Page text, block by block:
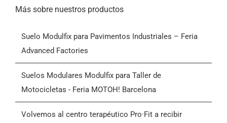
Inicio
Productos
Quiénes somos
Más sobre nuestros productos
Suelo Modulfix para Pavimentos Industriales – Feria
Advanced Factories
Suelos Modulares Modulfix para Taller de
Motocicletas - Feria MOTOH! Barcelona
Volvemos al centro terapéutico Pro·Fit a recibir